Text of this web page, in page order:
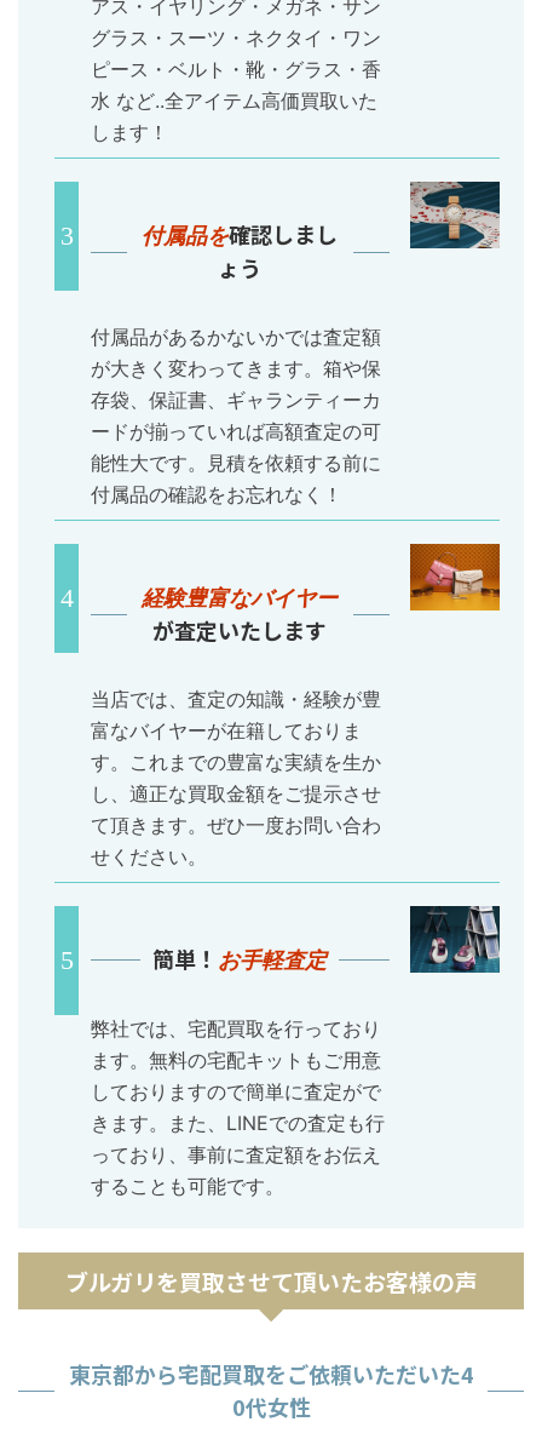
アス・イヤリング・メガネ・サン
グラス・スーツ・ネクタイ・ワン
ピース・ベルト・靴・グラス・香
水 など..全アイテム高価買取いた
します！
付属品を確認しまし
ょう
付属品があるかないかでは査定額
が大きく変わってきます。箱や保
存袋、保証書、ギャランティーカ
ードが揃っていれば高額査定の可
能性大です。見積を依頼する前に
付属品の確認をお忘れなく！
経験豊富なバイヤー
が査定いたします
当店では、査定の知識・経験が豊
富なバイヤーが在籍しておりま
す。これまでの豊富な実績を生か
し、適正な買取金額をご提示させ
て頂きます。ぜひ一度お問い合わ
せください。
簡単！ お手軽査定
弊社では、宅配買取を行っており
ます。無料の宅配キットもご用意
しておりますので簡単に査定がで
きます。また、LINEでの査定も行
っており、事前に査定額をお伝え
することも可能です。
ブルガリを買取させて頂いたお客様の声
東京都から宅配買取をご依頼いただいた4
0代女性